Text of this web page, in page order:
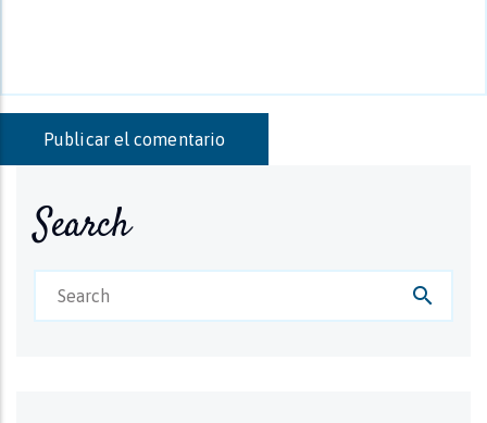
Search
search